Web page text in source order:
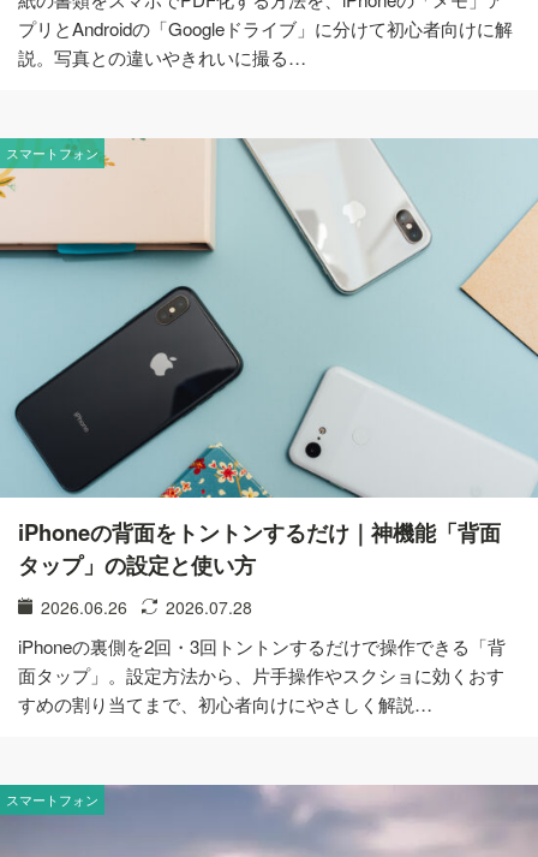
プリとAndroidの「Googleドライブ」に分けて初心者向けに解
説。写真との違いやきれいに撮る…
スマートフォン
iPhoneの背面をトントンするだけ｜神機能「背面
タップ」の設定と使い方
2026.06.26 2026.07.28
iPhoneの裏側を2回・3回トントンするだけで操作できる「背
面タップ」。設定方法から、片手操作やスクショに効くおす
すめの割り当てまで、初心者向けにやさしく解説…
スマートフォン